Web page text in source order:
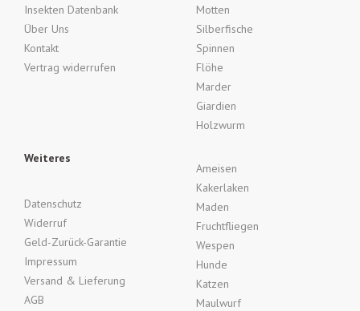
Insekten Datenbank
Über Uns
Kontakt
Vertrag widerrufen
Motten
Silberfische
Spinnen
Flöhe
Marder
Giardien
Holzwurm
Weiteres
Datenschutz
Widerruf
Geld-Zurück-Garantie
Impressum
Versand & Lieferung
AGB
Ameisen
Kakerlaken
Maden
Fruchtfliegen
Wespen
Hunde
Katzen
Maulwurf